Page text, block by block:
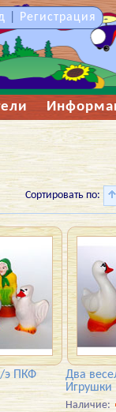
Сортировать по:
э ПКФ
Два
Игрушки
Наличие:
Регистрация